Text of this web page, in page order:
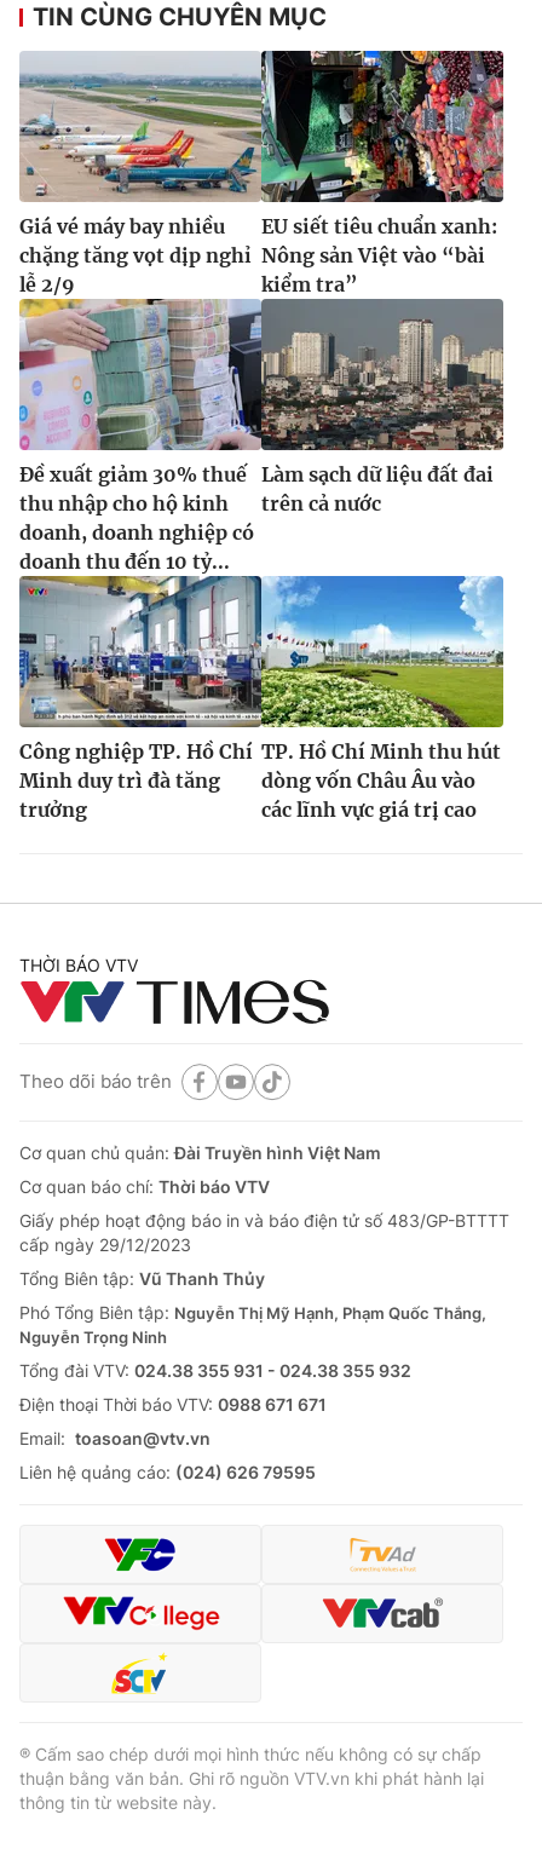
TIN CÙNG CHUYÊN MỤC
Giá vé máy bay nhiều
chặng tăng vọt dịp nghỉ
lễ 2/9
EU siết tiêu chuẩn xanh:
Nông sản Việt vào “bài
kiểm tra”
Đề xuất giảm 30% thuế
thu nhập cho hộ kinh
doanh, doanh nghiệp có
doanh thu đến 10 tỷ...
Làm sạch dữ liệu đất đai
trên cả nước
Công nghiệp TP. Hồ Chí
Minh duy trì đà tăng
trưởng
TP. Hồ Chí Minh thu hút
dòng vốn Châu Âu vào
các lĩnh vực giá trị cao
THỜI BÁO VTV
Theo dõi báo trên
Cơ quan chủ quản:Đài Truyền hình Việt Nam
Cơ quan báo chí: Thời báo VTV
Giấy phép hoạt động báo in và báo điện tử số 483/GP-BTTTT
cấp ngày 29/12/2023
Tổng Biên tập: Vũ Thanh Thủy
Phó Tổng Biên tập: Nguyễn Thị Mỹ Hạnh, Phạm Quốc Thắng,
Nguyễn Trọng Ninh
Tổng đài VTV: 024.38 355 931 - 024.38 355 932
Ðiện thoại Thời báo VTV: 0988 671 671
Email: toasoan@vtv.vn
Liên hệ quảng cáo: (024) 626 79595
® Cấm sao chép dưới mọi hình thức nếu không có sự chấp
thuận bằng văn bản. Ghi rõ nguồn VTV.vn khi phát hành lại
thông tin từ website này.